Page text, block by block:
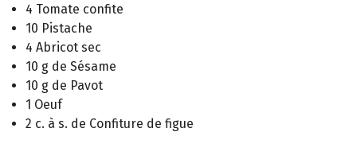
4 Tomate confite
10 Pistache
4 Abricot sec
10 g de Sésame
10 g de Pavot
1 Oeuf
2 c. à s. de Confiture de figue